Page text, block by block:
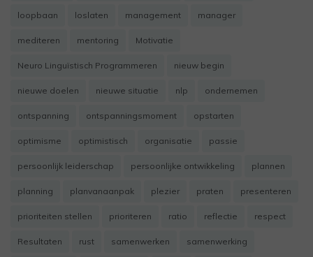
loopbaan loslaten management manager
mediteren mentoring Motivatie
Neuro Linguïstisch Programmeren nieuw begin
nieuwe doelen nieuwe situatie nlp ondernemen
ontspanning ontspanningsmoment opstarten
optimisme optimistisch organisatie passie
persoonlijk leiderschap persoonlijke ontwikkeling plannen
planning planvanaanpak plezier praten presenteren
prioriteiten stellen prioriteren ratio reflectie respect
Resultaten rust samenwerken samenwerking